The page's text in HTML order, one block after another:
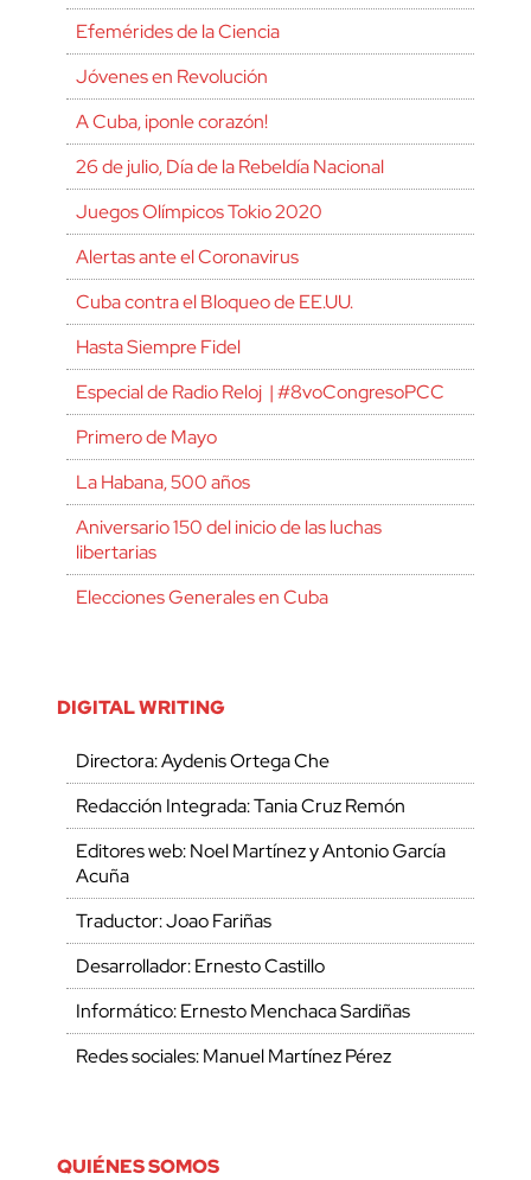
Efemérides de la Ciencia
Jóvenes en Revolución
A Cuba, ¡ponle corazón!
26 de julio, Día de la Rebeldía Nacional
Juegos Olímpicos Tokio 2020
Alertas ante el Coronavirus
Cuba contra el Bloqueo de EE.UU.
Hasta Siempre Fidel
Especial de Radio Reloj | #8voCongresoPCC
Primero de Mayo
La Habana, 500 años
Aniversario 150 del inicio de las luchas
libertarias
Elecciones Generales en Cuba
DIGITAL WRITING
Directora: Aydenis Ortega Che
Redacción Integrada: Tania Cruz Remón
Editores web: Noel Martínez y Antonio García
Acuña
Traductor: Joao Fariñas
Desarrollador: Ernesto Castillo
Informático: Ernesto Menchaca Sardiñas
Redes sociales: Manuel Martínez Pérez
QUIÉNES SOMOS